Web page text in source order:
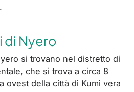
di Nyero
si trovano nel distretto di
che si trova a circa 8
ovest della città di Kumi vera